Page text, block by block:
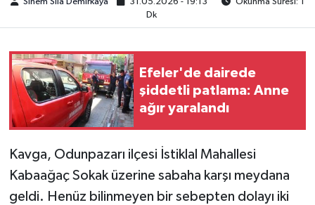
Dk
Efeler'de dairede
şiddetli patlama: Anne
ağır yaralandı
Kavga, Odunpazarı ilçesi İstiklal Mahallesi
Kabaağaç Sokak üzerine sabaha karşı meydana
geldi. Henüz bilinmeyen bir sebepten dolayı iki